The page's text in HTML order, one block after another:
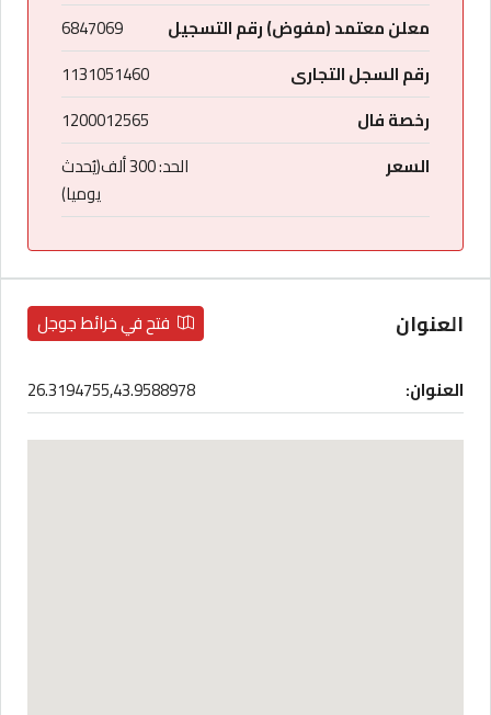
معلن معتمد (مفوض) رقم التسجيل
6847069
رقم السجل التجارى
1131051460
رخصة فال
1200012565
السعر
الحد: 300 ألف(يُحدث
يوميا)
العنوان فتح في خرائط جوجل
العنوان: 26.3194755,43.9588978